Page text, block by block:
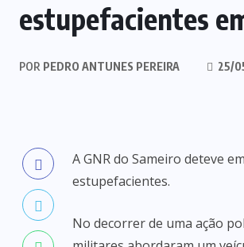
estupefacientes
POR PEDRO ANTUNES PEREIRA 25/
A GNR do Sameiro deteve
estupefacientes.
No decorrer de uma ação